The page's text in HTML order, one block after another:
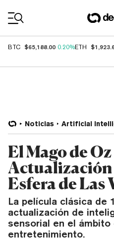
BTC $65,188.00 0.20%ETH
Noticias Artificial
El Mago de
Actualización
Esfera de Las
La película clásica de
actualización de
sensorial en el ámbito
entretenimiento.